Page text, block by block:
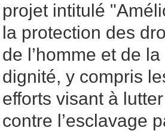
projet intitulé
la protection des
de l’homme et de la
dignité, y compris
efforts visant à lutter
contre l’esclavage